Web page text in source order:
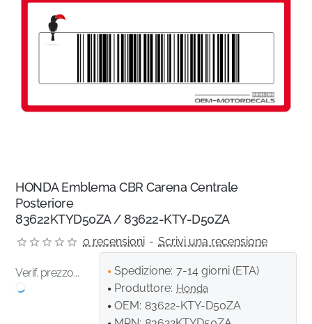
HONDA Emblema CBR Carena Centrale
Posteriore
83622KTYD50ZA / 83622-KTY-D50ZA
0 recensioni - Scrivi una recensione
Verif. prezzo... Spedizione: 7-14 giorni (ETA)
Produttore: Honda
OEM: 83622-KTY-D50ZA